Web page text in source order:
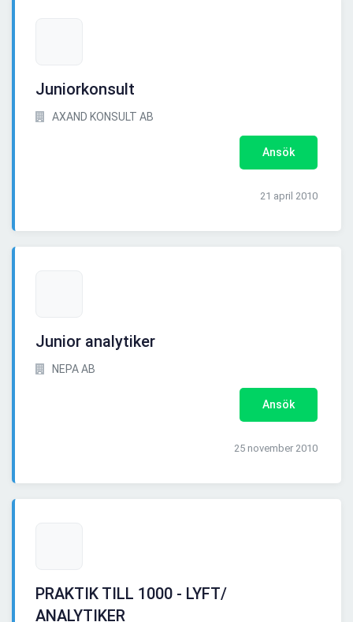
Juniorkonsult
AXAND KONSULT AB
Ansök
21 april 2010
Junior analytiker
NEPA AB
Ansök
25 november 2010
PRAKTIK TILL 1000 - LYFT/
ANALYTIKER